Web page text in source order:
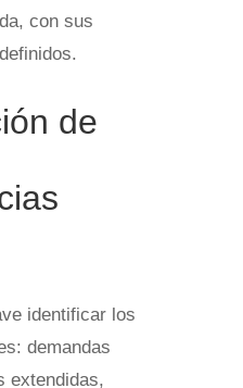
con sus
de
identificar los
demandas
extendidas,